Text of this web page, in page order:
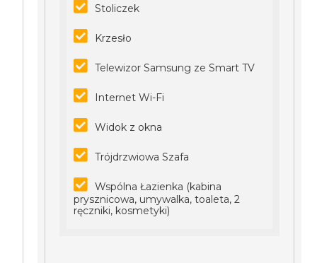
Stoliczek
Krzesło
Telewizor Samsung ze Smart TV
Internet Wi-Fi
Widok z okna
Trójdrzwiowa Szafa
Wspólna Łazienka (kabina
prysznicowa, umywalka, toaleta, 2
ręczniki, kosmetyki)